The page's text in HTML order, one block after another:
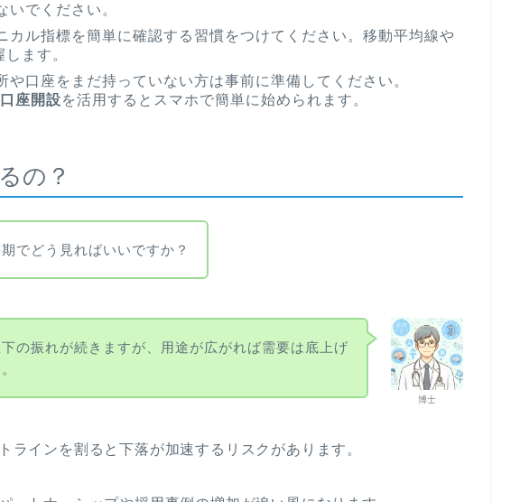
いでください。
ル指標を簡単に確認する習慣をつけてください。移動平均線や
ます。
口座をまだ持っていない方は事前に準備してください。
座開設を活用するとスマホで簡単に始められます。
の？
でどう見ればいいですか？
博士
の振れが続きますが、用途が広がれば需要は底上げ
ラインを割ると下落が加速するリスクがあります。